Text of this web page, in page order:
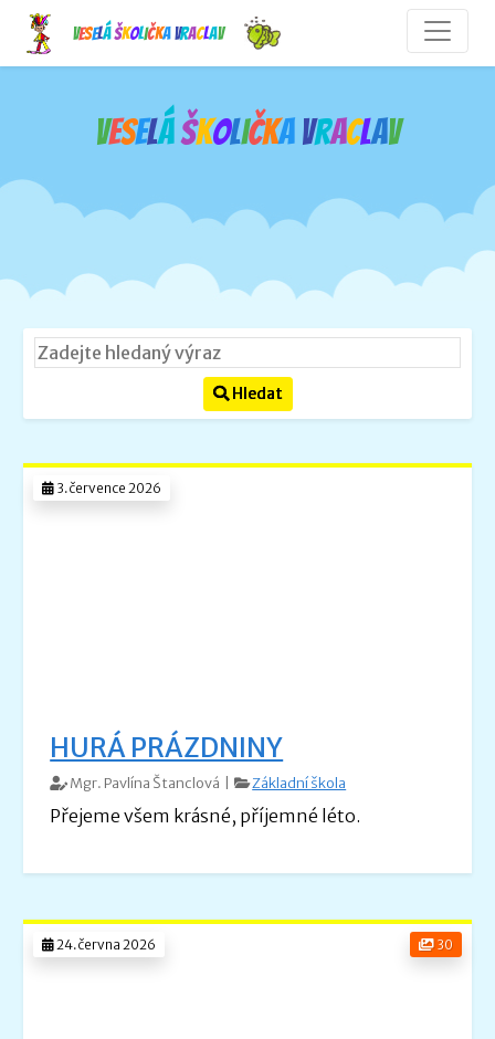
Veselá školička Vraclav
Veseláškolička Vraclav
Hledat
3.července 2026
HURÁ PRÁZDNINY
Mgr. Pavlína Štanclová | Základní škola
Přejeme všem krásné, příjemné léto.
30
24.června 2026